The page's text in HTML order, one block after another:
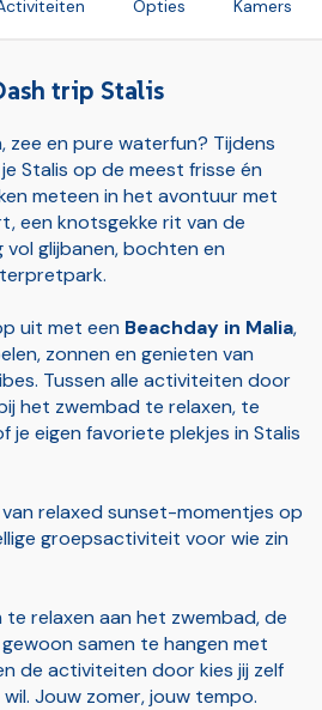
Opties Kamers
trip Stalis
zee en pure waterfun? Tijdens
Stalis op de meest frisse én
meteen in het avontuur met
een knotsgekke rit van de
glijbanen, bochten en
uit met een Beachday in Malia,
zonnen en genieten van
Tussen alle activiteiten door
het zwembad te relaxen, te
je eigen favoriete plekjes in Stalis
van relaxed sunset-momentjes op
groepsactiviteit voor wie zin
relaxen aan het zwembad, de
samen te hangen met
de activiteiten door kies jij zelf
Jouw zomer, jouw tempo.